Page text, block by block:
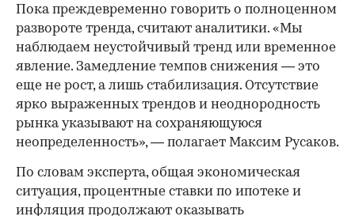
Пока преждевременно говорить о полноценном
развороте тренда, считают аналитики. «Мы
наблюдаем неустойчивый тренд или временное
явление. Замедление темпов снижения — это
еще не рост, а лишь стабилизация. Отсутствие
ярко выраженных трендов и неоднородность
рынка указывают на сохраняющуюся
неопределенность», — полагает Максим Русаков.
По словам эксперта, общая экономическая
ситуация, процентные ставки по ипотеке и
инфляция продолжают оказывать